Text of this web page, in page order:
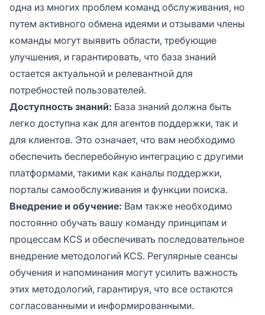
одна из многих проблем команд обслуживания, но
путем активного обмена идеями и отзывами члены
команды могут выявить области, требующие
улучшения, и гарантировать, что база знаний
остается актуальной и релевантной для
потребностей пользователей.
Доступность знаний: База знаний должна быть
легко доступна как для агентов поддержки, так и
для клиентов. Это означает, что вам необходимо
обеспечить бесперебойную интеграцию с другими
платформами, такими как каналы поддержки,
порталы самообслуживания и функции поиска.
Внедрение и обучение: Вам также необходимо
постоянно обучать вашу команду принципам и
процессам KCS и обеспечивать последовательное
внедрение методологий KCS. Регулярные сеансы
обучения и напоминания могут усилить важность
этих методологий, гарантируя, что все остаются
согласованными и информированными.